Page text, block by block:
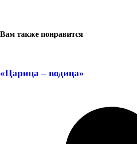
Вам также понравится
«Царица – водица»